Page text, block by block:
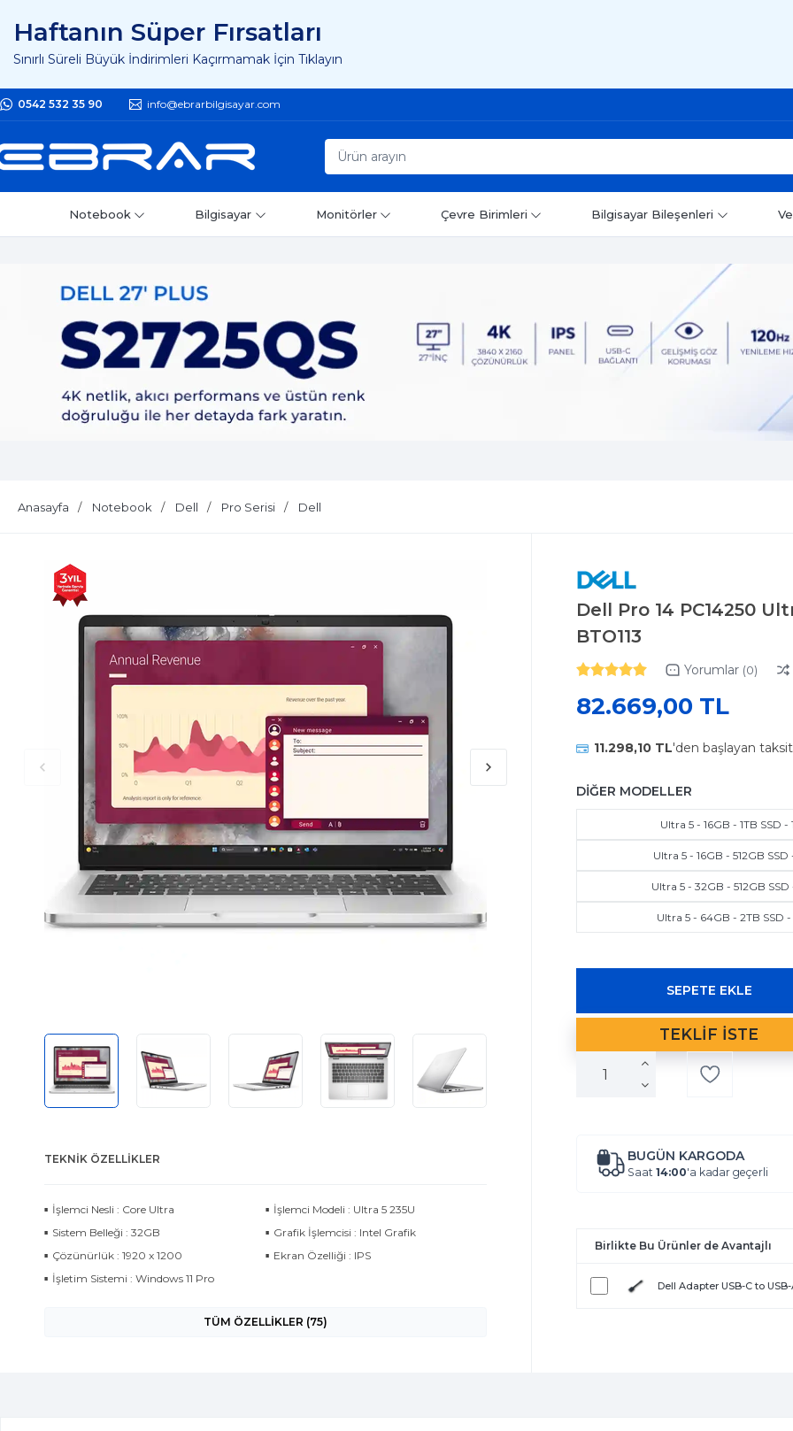
Haftanın Süper Fırsatları
Sınırlı Süreli Büyük İndirimleri Kaçırmamak İçin Tıklayın
0542 532 35 90 info@ebrarbilgisayar.com
Notebook Bilgisayar Monitörler Çevre Birimleri Bilgisayar Bileşenleri
Anasayfa Notebook Dell Pro Serisi Dell
TEKNIK ÖZELLIKLER
İşlemci Nesli : Core Ultra
İşlemci Modeli : Ultra 5 235U
Sistem Belleği : 32GB
Grafik İşlemcisi : Intel Grafik
Çözünürlük : 1920 x 1200
Ekran Özelliği : IPS
İşletim Sistemi : Windows 11 Pro
TÜM ÖZELLİKLER (75)
Dell Pro 14 PC14250
BTO113
Yorumlar (0)
82.669,00 TL
11.298,10 TL'den başlayan
DİĞER MODELLER
Ultra 5 - 16GB - 1TB SSD -
Ultra 5 - 16GB - 512GB SSD
Ultra 5 - 32GB - 512GB SSD
Ultra 5 - 64GB - 2TB SSD -
BUGÜN KARGODA
Saat 14:00'a kadar geçerli
Birlikte Bu Ürünler de Avantajlı
Dell Adapter USB-C to